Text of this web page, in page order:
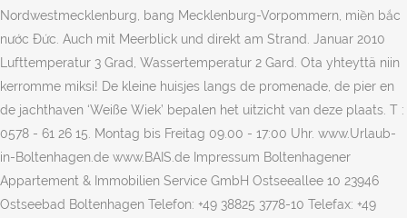
Nordwestmecklenburg, bang Mecklenburg-Vorpommern, miền bắc
nước Đức. Auch mit Meerblick und direkt am Strand. Januar 2010
Lufttemperatur 3 Grad, Wassertemperatur 2 Gard. Ota yhteyttä niin
kerromme miksi! De kleine huisjes langs de promenade, de pier en
de jachthaven ‘Weiße Wiek’ bepalen het uitzicht van deze plaats. T :
0578 - 61 26 15. Montag bis Freitag 09.00 - 17:00 Uhr. www.Urlaub-
in-Boltenhagen.de www.BAIS.de Impressum Boltenhagener
Appartement & Immobilien Service GmbH Ostseeallee 10 23946
Ostseebad Boltenhagen Telefon: +49 38825 3778-10 Telefax: +49